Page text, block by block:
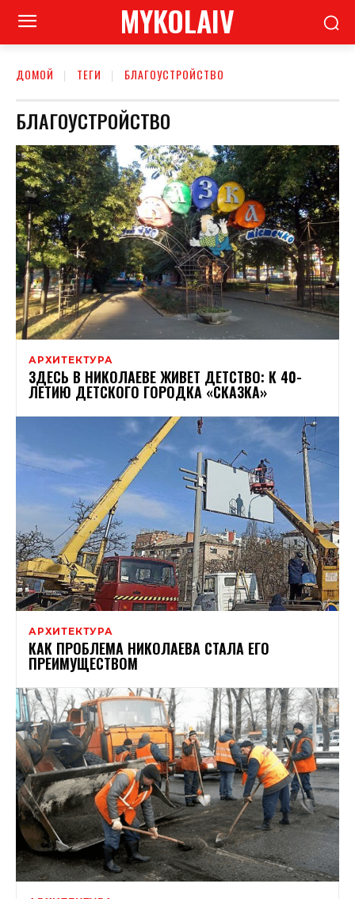
MYKOLAIV
ДОМОЙ ТЕГИ БЛАГОУСТРОЙСТВО
БЛАГОУСТРОЙСТВО
АРХИТЕКТУРА
ЗДЕСЬ В НИКОЛАЕВЕ ЖИВЕТ ДЕТСТВО: К 40-
ЛЕТИЮ ДЕТСКОГО ГОРОДКА «СКАЗКА»
АРХИТЕКТУРА
КАК ПРОБЛЕМА НИКОЛАЕВА СТАЛА ЕГО
ПРЕИМУЩЕСТВОМ